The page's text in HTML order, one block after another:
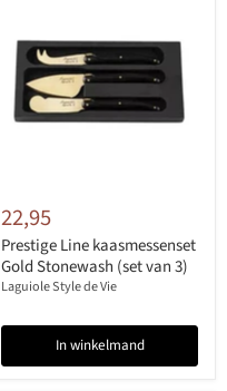
22,95
Prestige Line kaasmessenset
Gold Stonewash (set van 3)
Laguiole Style de Vie
In winkelmand